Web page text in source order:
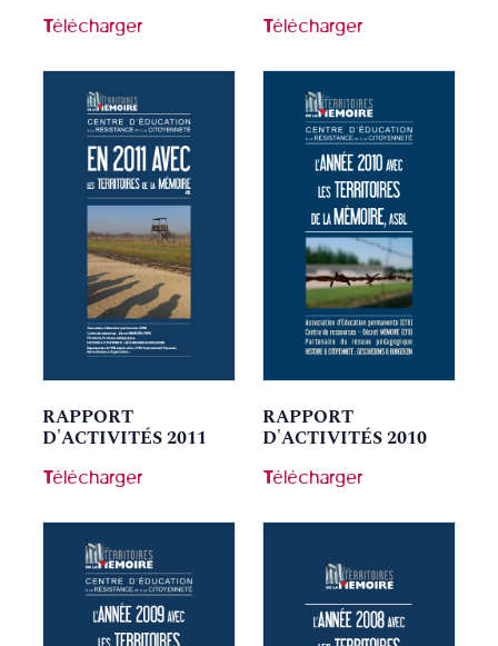
Télécharger Télécharger
RAPPORT
D'ACTIVITÉS 2011
Télécharger
RAPPORT
D'ACTIVITÉS 2010
Télécharger